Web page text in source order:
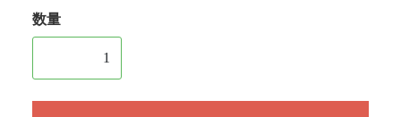
数量
1個以上の数量を入力してください